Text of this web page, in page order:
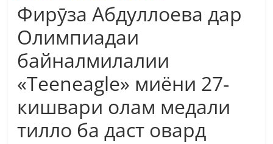
Фирӯза Абдуллоева дар
Олимпиадаи
байналмилалии
«Teeneagle» миёни 27-
кишвари олам медали
тилло ба даст овард